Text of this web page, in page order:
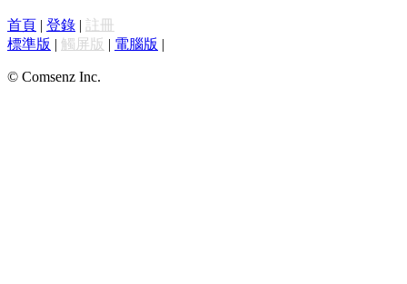
首頁 | 登錄 | 註冊
標準版 | 觸屏版 | 電腦版 |
© Comsenz Inc.